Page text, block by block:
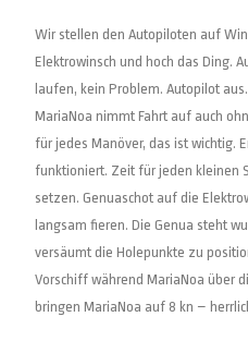
Wir stellen den Autopiloten auf
Elektrowinsch und hoch das Ding.
laufen, kein Problem. Autopilot
MariaNoa nimmt Fahrt auf auch
für jedes Manöver, das ist wichtig.
funktioniert. Zeit für jeden kleinen
setzen. Genuaschot auf die
langsam fieren. Die Genua steht
versäumt die Holepunkte zu
Vorschiff während MariaNoa über
bringen MariaNoa auf 8 kn –